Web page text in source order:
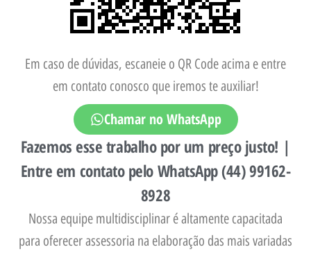
Em caso de dúvidas, escaneie o QR Code acima e entre
em contato conosco que iremos te auxiliar!
Chamar no WhatsApp
Fazemos esse trabalho por um preço justo! |
Entre em contato pelo WhatsApp (44) 99162-
8928
Nossa equipe multidisciplinar é altamente capacitada
para oferecer assessoria na elaboração das mais variadas